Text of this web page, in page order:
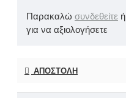
Παρακαλώ συνδεθείτε ή
για να αξιολογήσετε
ΑΠΟΣΤΟΛΉ